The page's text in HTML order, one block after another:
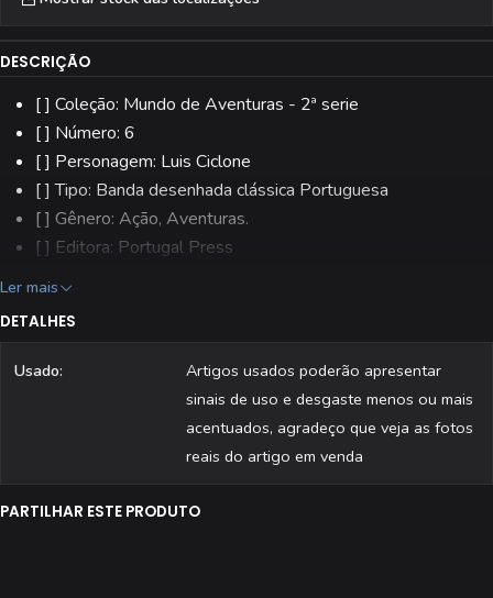
DESCRIÇÃO
[ ] Coleção: Mundo de Aventuras - 2ª serie
[ ] Número: 6
[ ] Personagem: Luis Ciclone
[ ] Tipo: Banda desenhada clássica Portuguesa
[ ] Gênero: Ação, Aventuras.
[ ] Editora: Portugal Press
[ ] Estado: Usado
Ler mais
DETALHES
Usado:
Artigos usados poderão apresentar
sinais de uso e desgaste menos ou mais
acentuados, agradeço que veja as fotos
reais do artigo em venda
PARTILHAR ESTE PRODUTO